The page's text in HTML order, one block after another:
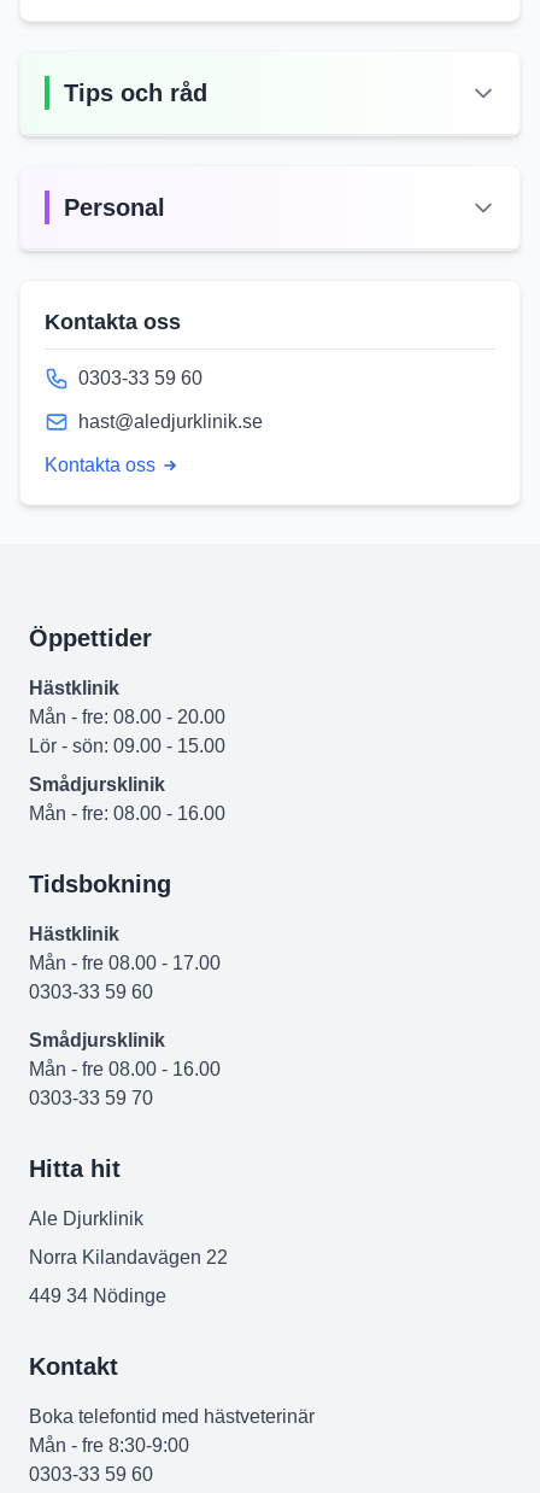
Tips och råd
Personal
Kontakta oss
0303-33 59 60
hast@aledjurklinik.se
Kontakta oss
Öppettider
Hästklinik
Mån - fre: 08.00 - 20.00
Lör - sön: 09.00 - 15.00
Smådjursklinik
Mån - fre: 08.00 - 16.00
Tidsbokning
Hästklinik
Mån - fre 08.00 - 17.00
0303-33 59 60
Smådjursklinik
Mån - fre 08.00 - 16.00
0303-33 59 70
Hitta hit
Ale Djurklinik
Norra Kilandavägen 22
449 34 Nödinge
Kontakt
Boka telefontid med hästveterinär
Mån - fre 8:30-9:00
0303-33 59 60